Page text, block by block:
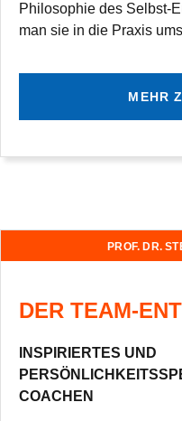
Phi­lo­so­phie des Selbst-
man sie in die Pra­xis
MEHR
PROF. DR.
DER TEAM-
INSPIRIERTES UND
COACHEN